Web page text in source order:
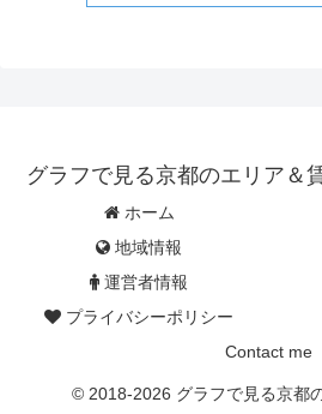
グラフで見る京都のエリア＆
ホーム
地域情報
運営者情報
プライバシーポリシー
Contact me
© 2018-2026 グラフで見る京都